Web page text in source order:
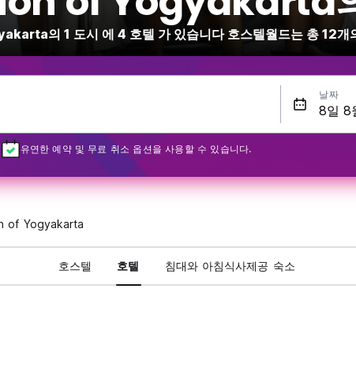
의 1 도시 에 4 호텔 가 있습니다 호스텔월드는 총 12개
날짜
유연한 예약 및 무료 취소 옵션을 사용할 수 있습니다.
of Yogyakarta
호스텔 호텔 침대와 아침식사제공 숙소